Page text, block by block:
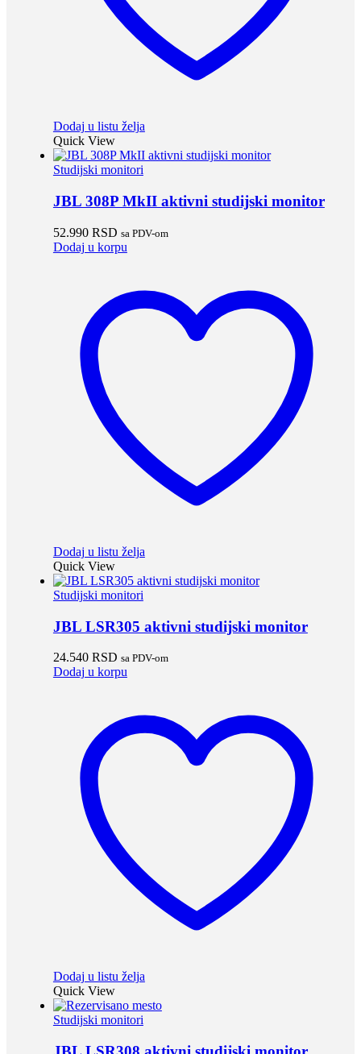
Dodaj u listu želja
Quick View
Studijski monitori
JBL 308P MkII aktivni studijski monitor
52.990 RSD sa PDV-om
Dodaj u korpu
Dodaj u listu želja
Quick View
Studijski monitori
JBL LSR305 aktivni studijski monitor
24.540 RSD sa PDV-om
Dodaj u korpu
Dodaj u listu želja
Quick View
Studijski monitori